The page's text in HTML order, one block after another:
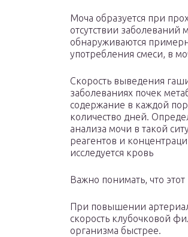
Моча образуется при
отсутствии
обнаруживаются
употребления смеси, в
Скорость выведения
заболеваниях почек
содержание в каждой
количество дней.
анализа мочи в такой
реагентов и
исследуется кровь
Важно понимать, что
При повышении
скорость клубочковой
организма быстрее.